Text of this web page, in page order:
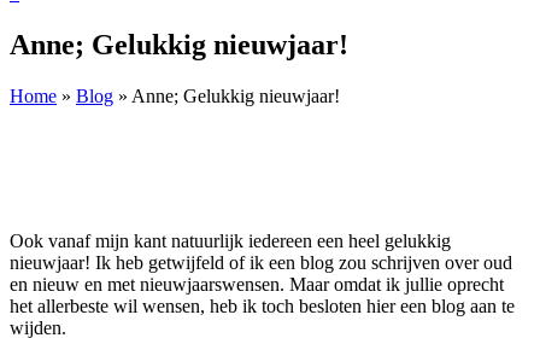
Anne; Gelukkig nieuwjaar!
Home » Blog » Anne; Gelukkig nieuwjaar!
Ook vanaf mijn kant natuurlijk iedereen een heel gelukkig
nieuwjaar! Ik heb getwijfeld of ik een blog zou schrijven over oud
en nieuw en met nieuwjaarswensen. Maar omdat ik jullie oprecht
het allerbeste wil wensen, heb ik toch besloten hier een blog aan te
wijden.